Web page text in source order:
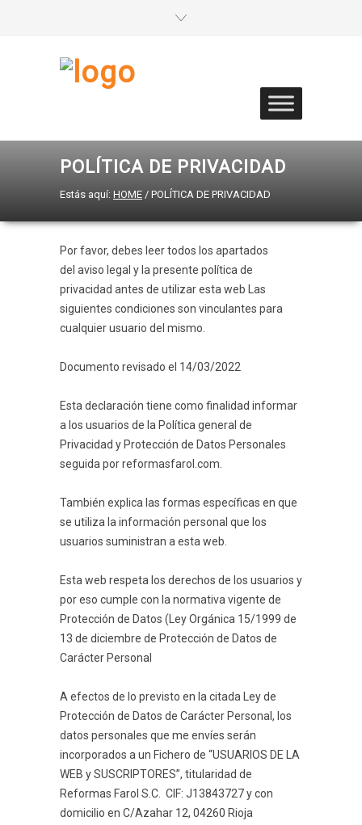
POLÍTICA DE PRIVACIDAD
Estás aquí: HOME / POLÍTICA DE PRIVACIDAD
Por favor, debes leer todos los apartados
del aviso legal y la presente política de
privacidad antes de utilizar esta web Las
siguientes condiciones son vinculantes para
cualquier usuario del mismo.
Documento revisado el 14/03/2022
Esta declaración tiene como finalidad informar
a los usuarios de la Política general de
Privacidad y Protección de Datos Personales
seguida por reformasfarol.com.
También explica las formas específicas en que
se utiliza la información personal que los
usuarios suministran a esta web.
Esta web respeta los derechos de los usuarios y
por eso cumple con la normativa vigente de
Protección de Datos (Ley Orgánica 15/1999 de
13 de diciembre de Protección de Datos de
Carácter Personal
A efectos de lo previsto en la citada Ley de
Protección de Datos de Carácter Personal, los
datos personales que me envíes serán
incorporados a un Fichero de “USUARIOS DE LA
WEB y SUSCRIPTORES”, titularidad de
Reformas Farol S.C. CIF: J13843727 y con
domicilio en C/Azahar 12, 04260 Rioja